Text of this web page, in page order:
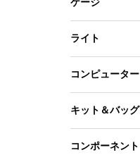
ケージ
ライト
コンピューター
キット＆バッグ
コンポーネント